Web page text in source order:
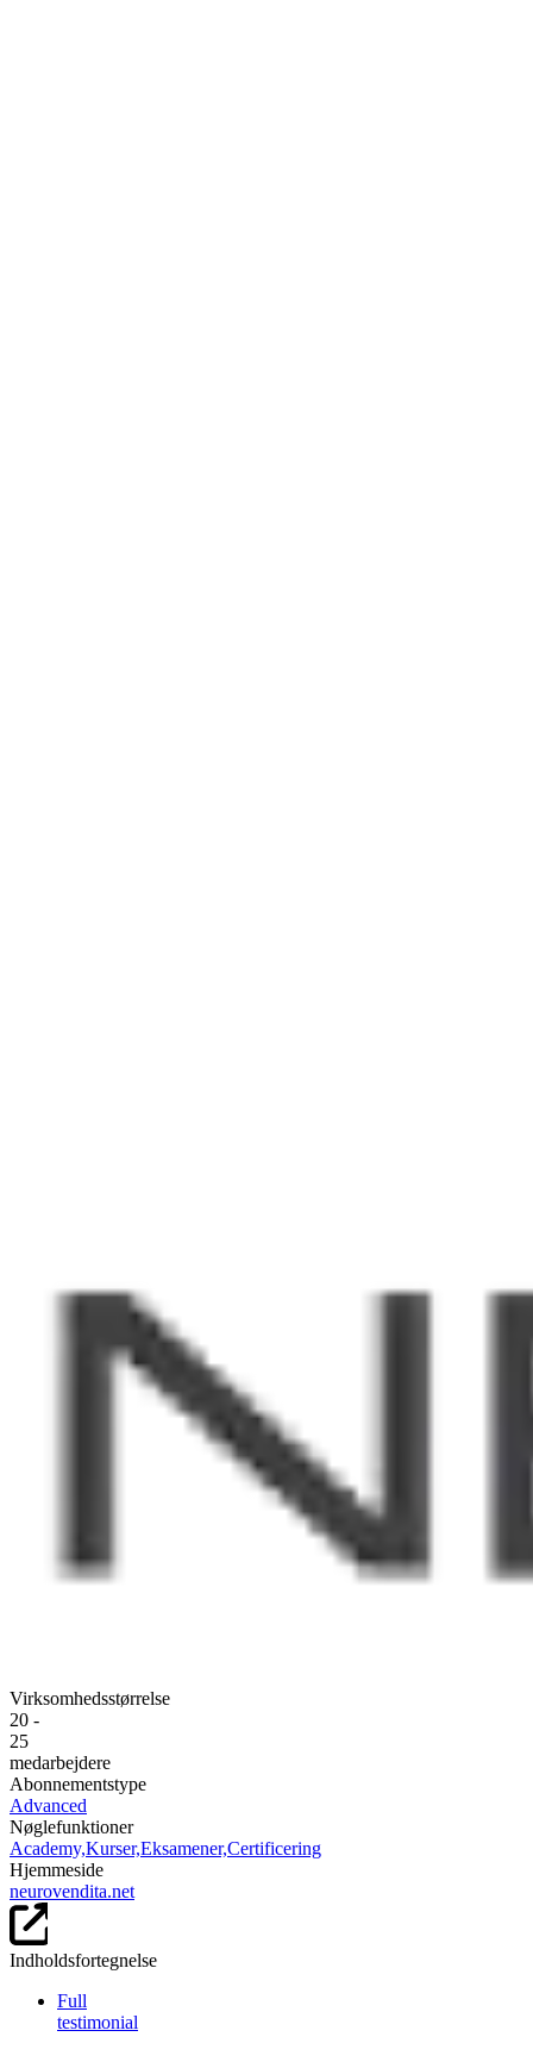
Virksomhedsstørrelse
20 -
25
medarbejdere
Abonnementstype
Advanced
Nøglefunktioner
Academy,Kurser,Eksamener,Certificering
Hjemmeside
neurovendita.net
Indholdsfortegnelse
Full
testimonial